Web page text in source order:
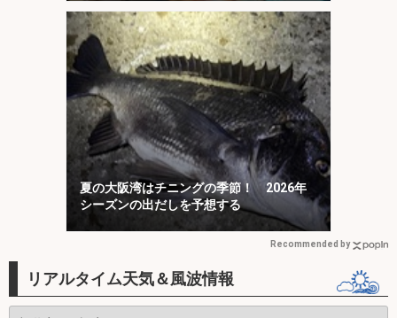
夏の大阪湾はチニングの季節！ 2026年
シーズンの出だしを予想する
Recommended by
リアルタイム天気＆風波情報